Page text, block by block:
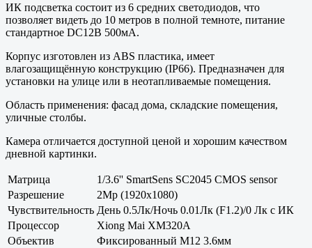
ИК подсветка состоит из 6 средних светодиодов, что
позволяет видеть до 10 метров в полной темноте, питание
стандартное DC12В 500мА.
Корпус изготовлен из ABS пластика, имеет
влагозащищённую конструкцию (IP66). Предназначен для
установки на улице или в неотапливаемые помещения.
Область применения: фасад дома, складские помещения,
уличные столбы.
Камера отличается доступной ценой и хорошим качеством
дневной картинки.
Матрица
1/3.6'' SmartSens SC2045 CMOS sensor
Разрешение
2Mp (1920x1080)
Чувствительность День 0.5Лк/Ночь 0.01Лк (F1.2)/0 Лк с ИК
Процессор
Xiong Mai XM320A
Объектив
Фиксированный M12 3.6мм